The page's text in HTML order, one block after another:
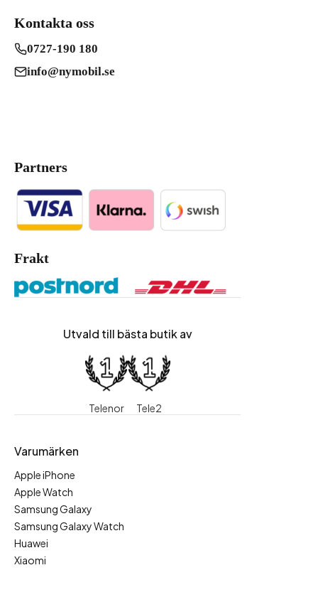
Kontakta oss
0727-190 180
info@nymobil.se
Partners
Frakt
Utvald till bästa butik av
Telenor Tele2
Varumärken
Apple iPhone
Apple Watch
Samsung Galaxy
Samsung Galaxy Watch
Huawei
Xiaomi